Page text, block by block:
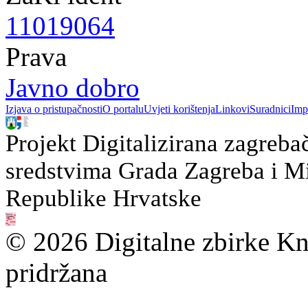
11019064
Prava
Javno dobro
Izjava o pristupačnostiO portaluUvjeti korištenjaLinkoviSuradnici
Projekt Digitalizirana
sredstvima Grada Zagreba i
Republike Hrvatske
© 2026 Digitalne zbirke
pridržana